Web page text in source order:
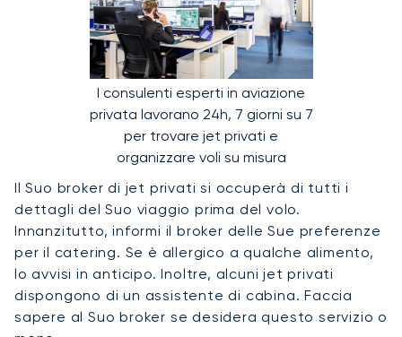
I consulenti esperti in aviazione
privata lavorano 24h, 7 giorni su 7
per trovare jet privati e
organizzare voli su misura
Il Suo broker di jet privati si occuperà di tutti i
dettagli del Suo viaggio prima del volo.
Innanzitutto, informi il broker delle Sue preferenze
per il catering. Se è allergico a qualche alimento,
lo avvisi in anticipo. Inoltre, alcuni jet privati
dispongono di un assistente di cabina. Faccia
sapere al Suo broker se desidera questo servizio o